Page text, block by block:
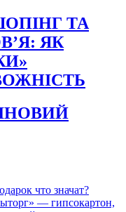
ТА
ЯК
что значат?
— гипсокартон,